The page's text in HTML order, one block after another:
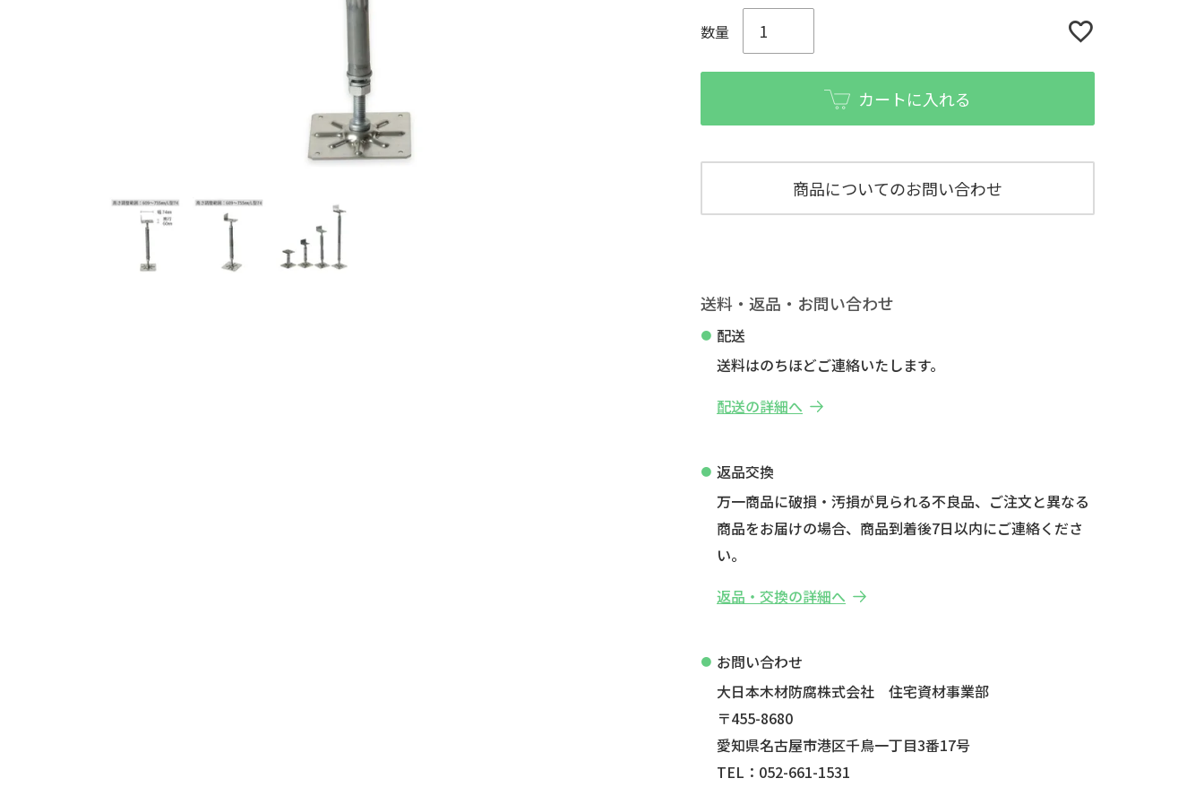
カートに入れる
商品についてのお問い合わせ
送料・返品・お問い合わせ
配送
送料はのちほどご連絡いたします。
配送の詳細へ
返品交換
万一商品に破損・汚損が見られる不良品、ご注文と異なる
商品をお届けの場合、商品到着後7日以内にご連絡くださ
い。
返品・交換の詳細へ
お問い合わせ
大日本木材防腐株式会社 住宅資材事業部
〒455-8680
愛知県名古屋市港区千鳥一丁目3番17号
TEL：052-661-1531